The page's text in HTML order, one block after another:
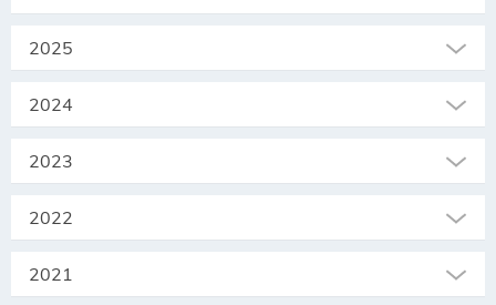
2025
2024
2023
2022
2021